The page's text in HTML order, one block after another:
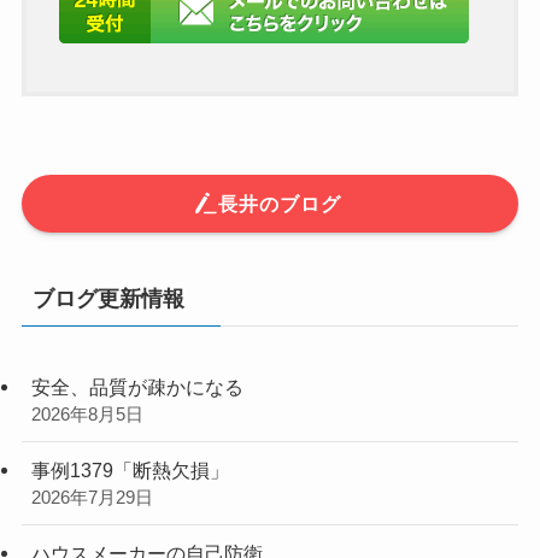
長井のブログ
ブログ更新情報
安全、品質が疎かになる
2026年8月5日
事例1379「断熱欠損」
2026年7月29日
ハウスメーカーの自己防衛